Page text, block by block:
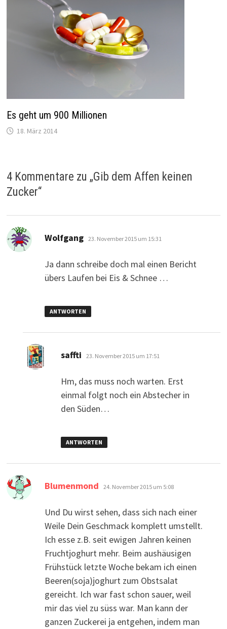
Es geht um 900 Millionen
18. März 2014
4 Kommentare zu „Gib dem Affen keinen
Zucker“
Wolfgang sagt:
23. November 2015 um 15:31
Ja dann schreibe doch mal einen Bericht
übers Laufen bei Eis & Schnee …
ANTWORTEN
saffti sagt:
23. November 2015 um 17:51
Hm, das muss noch warten. Erst
einmal folgt noch ein Abstecher in
den Süden…
ANTWORTEN
Blumenmond sagt:
24. November 2015 um 5:08
Und Du wirst sehen, dass sich nach einer
Weile Dein Geschmack komplett umstellt.
Ich esse z.B. seit ewigen Jahren keinen
Fruchtjoghurt mehr. Beim aushäusigen
Frühstück letzte Woche bekam ich einen
Beeren(soja)joghurt zum Obstsalat
gereicht. Ich war fast schon sauer, weil
mir das viel zu süss war. Man kann der
ganzen Zuckerei ja entgehen, indem man